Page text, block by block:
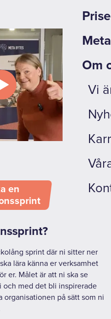
Om
Vi
en
sprint där ni sitter ner
lära känna er verksamhet
er. Målet är att ni ska se
och med det bli inspirerade
på sätt som ni